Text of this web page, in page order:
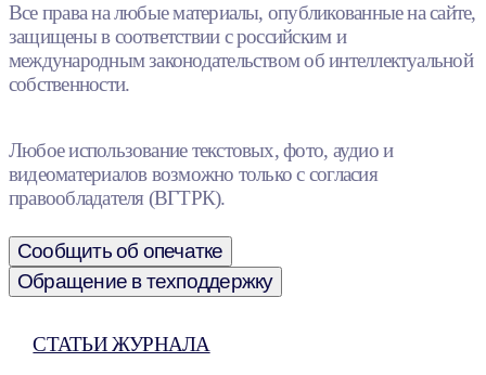
Все права на любые материалы, опубликованные на сайте,
защищены в соответствии с российским и
международным законодательством об интеллектуальной
собственности.
Любое использование текстовых, фото, аудио и
видеоматериалов возможно только с согласия
правообладателя (ВГТРК).
Сообщить об опечатке
Обращение в техподдержку
СТАТЬИ ЖУРНАЛА